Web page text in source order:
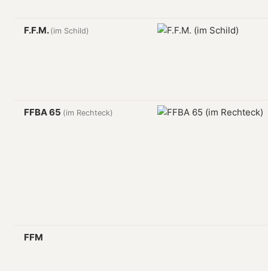
F.F.M. (im Schild)
FFBA 65 (im Rechteck)
FFM